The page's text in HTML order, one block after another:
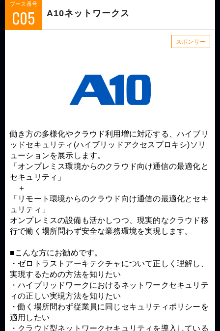
ブース番号
C05 A10ネットワークス
スポンサー
働き方の多様化やクラウド利用増に対応する、ハイブリ
ッドセキュリティ(ハイブリッドアクセスプロキシ)ソリ
ューションを展示します。
「オンプレミス環境からのクラウド向け通信の最適化と
セキュリティ」
＋
「リモート環境からのクラウド向け通信の最適化とセキ
ュリティ」
オンプレミスの設備も活かしつつ、現実的なクラウド移
行で働く場所問わず安全な業務環境を実現します。
■こんな方にお勧めです。
・ゼロトラストアーキテクチャについて正しく理解し、
実現するための方法を知りたい
・ハイブリッドワークにおけるネットワークセキュリテ
ィの正しい実現方法を知りたい
・働く場所問わず従業員に同じセキュリティポリシーを
適用したい
・クラウド型ネットワークセキュリティを導入している